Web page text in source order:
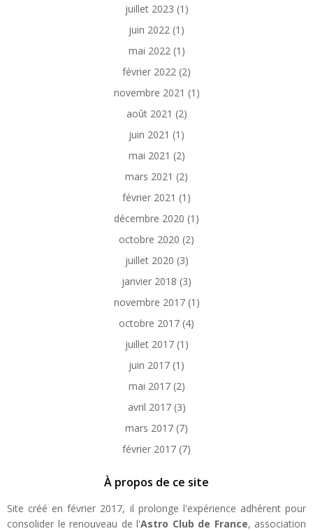
juillet 2023 (1)
juin 2022 (1)
mai 2022 (1)
février 2022 (2)
novembre 2021 (1)
août 2021 (2)
juin 2021 (1)
mai 2021 (2)
mars 2021 (2)
février 2021 (1)
décembre 2020 (1)
octobre 2020 (2)
juillet 2020 (3)
janvier 2018 (3)
novembre 2017(1)
octobre 2017 (4)
juillet 2017(1)
juin 2017 (1)
mai 2017(2)
avril 2017(3)
mars 2017 (7)
février 2017 (7)
À propos de ce site
Site créé en février 2017, il prolonge l'expérience adhérent pour
consolider le renouveau de l'Astro Club de France, association